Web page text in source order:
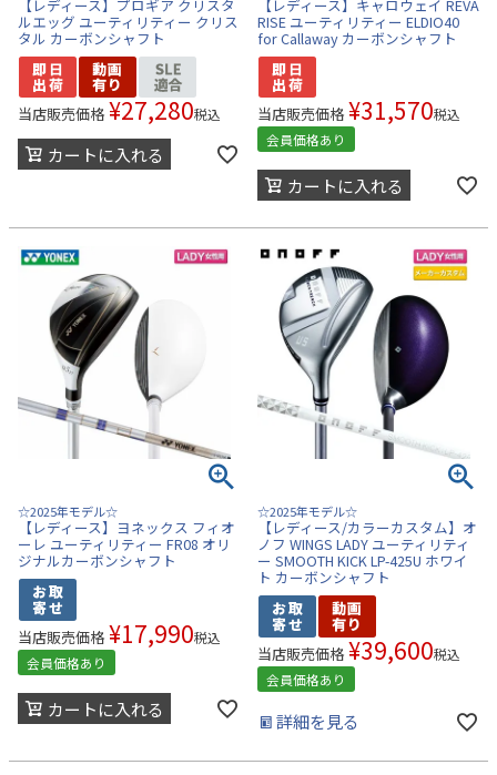
【レディース】プロギア クリスタ
ルエッグ ユーティリティー クリス
タル カーボンシャフト
当店販売価格 ¥27,280税込
カートに入れる
【レディース】キャロウェイ REVA
RISE ユーティリティー ELDIO40
for Callaway カーボンシャフト
当店販売価格 ¥31,570税込
会員価格あり
カートに入れる
☆2025年モデル☆
【レディース】ヨネックス フィオ
ーレ ユーティリティー FR08 オリ
ジナルカーボンシャフト
当店販売価格 ¥17,990税込
会員価格あり
カートに入れる
☆2025年モデル☆
【レディース/カラーカスタム】オ
ノフ WINGS LADY ユーティリティ
ー SMOOTH KICK LP-425U ホワイ
ト カーボンシャフト
当店販売価格 ¥39,600税込
会員価格あり
詳細を見る